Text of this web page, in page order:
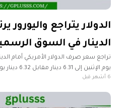
الدولار يتراجع واليورور
الدينار في السوق
تراجع سعر صرف الدولار الأمريكي أمام
يوم الإثنين
الأسبوع. وارتفع سعر صرف اليورو إلى 7.48
6 أشهر قبل